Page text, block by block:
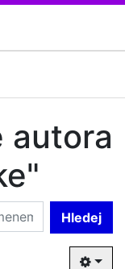
autora
Hledej